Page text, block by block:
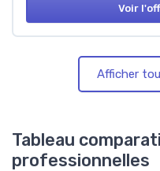
Voir
Afficher
Tableau
professionnelles